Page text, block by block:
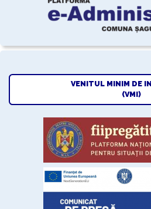
VENITUL MINIM DE
(VMI)